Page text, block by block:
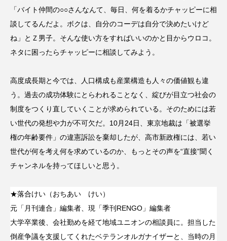
「バイト仲間の○○さんなんて、毎日、何を着るかチャッピーに相
談してるんだよ。ボクは、自分のコーデは自分で決めたいけど
ね」とＺ男子。そんな使い方をすればいいのかと目からウロコ。
ネタに困ったらチャッピーに相談してみよう。
高度成長期と今では、人口構成も産業構造も人々の価値観も違
う。過去の成功体験にとらわれることなく、綻びが目立つ社会の
制度をつくり直していくことが求められている。そのためには若
い世代の発想や力が不可欠だ。10月24日、東京地裁は「被選挙
権の年齢要件」の違憲訴訟を棄却したが、高市新政権には、若い
世代が何を考え何を求めているのか、もっとその声を“直接”聞く
チャンネルを持ってほしいと思う。
★落合けい（おちあい けい）
元「月刊連合」編集者、現「季刊RENGO」編集者
大学卒業後、会社勤めを経て地域ユニオンの相談員に。担当した
倒産争議を支援してくれたベテランオルガナイザーと、当時の月